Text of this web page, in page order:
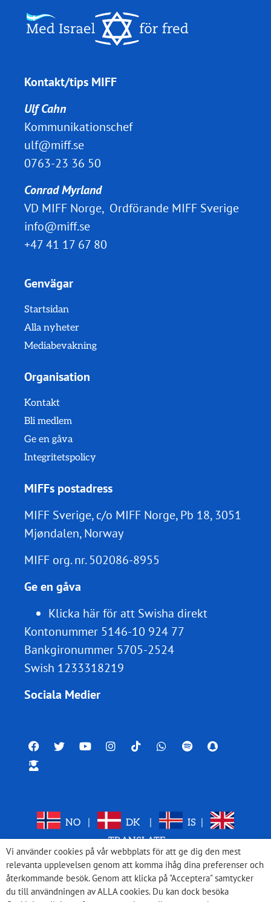
Kontakt/tips MIFF
Ulf Cahn
Kommunikationschef
ulf@miff.se
0763-23 36 50
Conrad Myrland
VD MIFF Norge, Ordförande MIFF Sverige
info@miff.se
+47 41 17 67 80
Genvägar
Startsidan
Alla nyheter
Mediabevakning
Organisation
Kontakt
Bli medlem
Ge en gåva
Integritetspolicy
MIFFs postadress
MIFF Sverige, c/o MIFF Norge, Pb 18, 3051
Mjøndalen, Norway
MIFF org. nr.502086-8955
Ge en gåva
Klicka här för att Swisha direkt
Kontonummer 5146-10 924 77
Bankgironummer 5705-2524
Swish 1233318219
Sociala Medier
NO DK IS
TRANSLATE
Vi använder cookies på vår webbplats för att ge dig den mest
relevanta upplevelsen genom att komma ihåg dina preferenser och
återkommande besök. Genom att klicka på "Acceptera" samtycker
du till användningen av ALLA cookies. Du kan dock besöka